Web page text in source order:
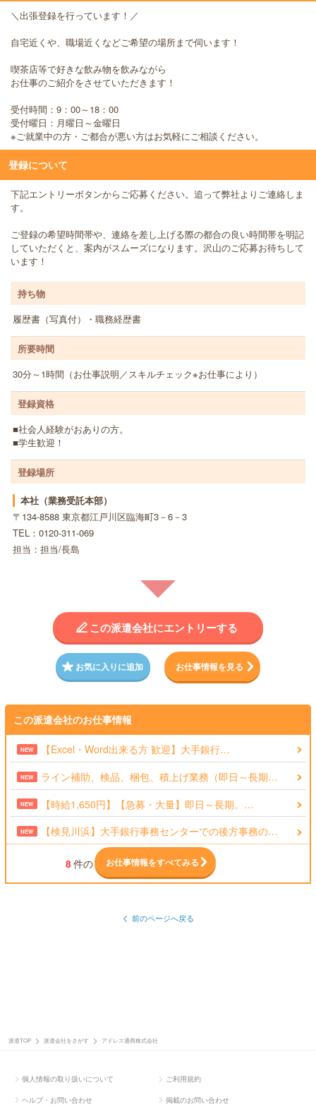
＼出張登録を行っています！／
自宅近くや、職場近くなどご希望の場所まで伺います！
喫茶店等で好きな飲み物を飲みながら
お仕事のご紹介をさせていただきます！
受付時間：9：00～18：00
受付曜日：月曜日～金曜日
※ご就業中の方・ご都合が悪い方はお気軽にご相談ください。
登録について
下記エントリーボタンからご応募ください。追って弊社よりご連絡しま
す。
ご登録の希望時間帯や、連絡を差し上げる際の都合の良い時間帯を明記
していただくと、案内がスムーズになります。沢山のご応募お待ちして
います！
持ち物
履歴書（写真付）・職務経歴書
所要時間
30分～1時間（お仕事説明／スキルチェック※お仕事により）
登録資格
■社会人経験がおありの方。
■学生歓迎！
登録場所
本社（業務受託本部）
〒134-8588 東京都江戸川区臨海町3－6－3
TEL：0120-311-069
担当：担当/長島
この派遣会社にエントリーする
お気に入りに追加 お仕事情報を見る
この派遣会社のお仕事情報
NEW 【Excel・Word出来る方 歓迎】大手銀行…
NEW ライン補助、検品、梱包、積上げ業務（即日～長期…
NEW 【時給1,650円】【急募・大量】即日～長期。…
NEW 【検見川浜】大手銀行事務センターでの後方事務の…
8件の お仕事情報をすべてみる
前のページへ戻る
派遣TOP 派遣会社をさがす アドレス通商株式会社
個人情報の取り扱いについて ご利用規約
ヘルプ・お問い合わせ 掲載のお問い合わせ